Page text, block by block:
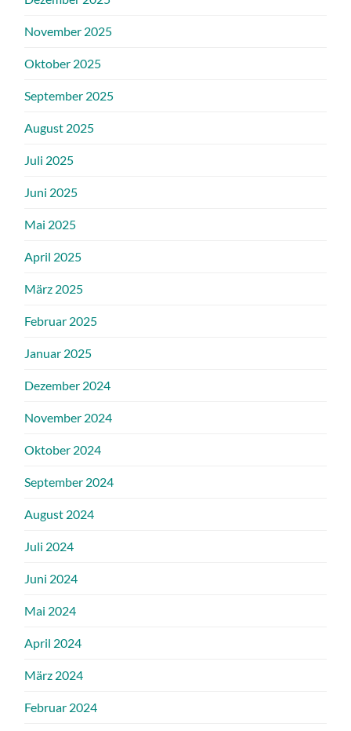
November 2025
Oktober 2025
September 2025
August 2025
Juli 2025
Juni 2025
Mai 2025
April 2025
März 2025
Februar 2025
Januar 2025
Dezember 2024
November 2024
Oktober 2024
September 2024
August 2024
Juli 2024
Juni 2024
Mai 2024
April 2024
März 2024
Februar 2024